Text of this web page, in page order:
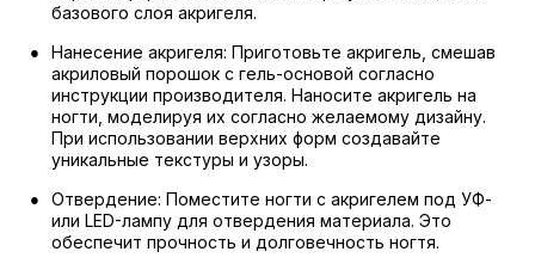
базового слоя акригеля.
Нанесение акригеля: Приготовьте акригель, смешав
акриловый порошок с гель-основой согласно
инструкции производителя. Наносите акригель на
ногти, моделируя их согласно желаемому дизайну.
При использовании верхних форм создавайте
уникальные текстуры и узоры.
Отвердение: Поместите ногти с акригелем под УФ-
или LED-лампу для отвердения материала. Это
обеспечит прочность и долговечность ногтя.